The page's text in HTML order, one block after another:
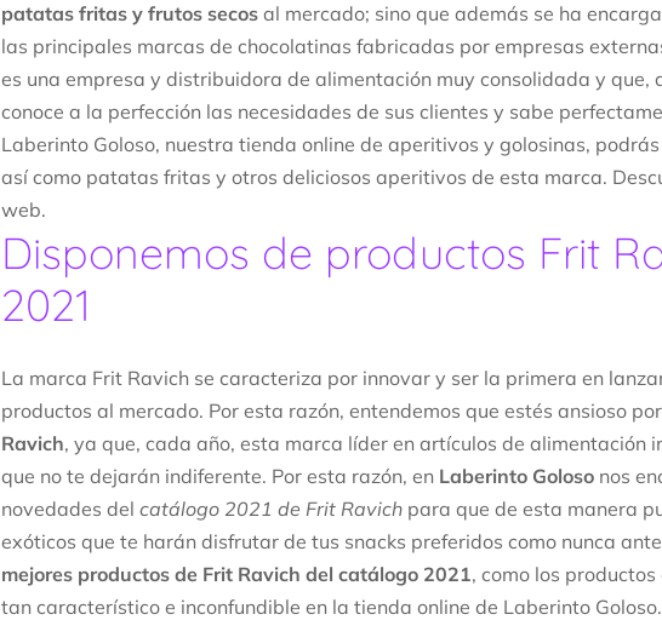
patatas fritas y frutos secos al mercado; sino que además se ha
las principales marcas de chocolatinas fabricadas por empresas
es una empresa y distribuidora de alimentación muy consolidada y
conoce a la perfección las necesidades de sus clientes y sabe
Laberinto Goloso, nuestra tienda online de aperitivos y golosinas, podrás
así como patatas fritas y otros deliciosos aperitivos de esta marca.
web.
Disponemos de productos Frit
2021
La marca Frit Ravich se caracteriza por innovar y ser la primera en
productos al mercado. Por esta razón, entendemos que estés ansioso
Ravich, ya que, cada año, esta marca líder en artículos de alimentación
que no te dejarán indiferente. Por esta razón, en Laberinto Goloso nos
novedades del catálogo 2021 de Frit Ravich para que de esta manera
exóticos que te harán disfrutar de tus snacks preferidos como nunca
mejores productos de Frit Ravich del catálogo 2021, como los
tan característico e inconfundible en la tienda online de Laberinto Goloso.